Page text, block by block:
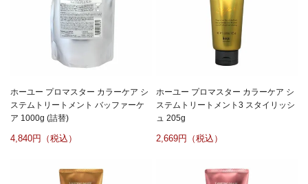
ホーユー プロマスター カラーケア シ
ステムトリートメント バッファーケ
ア 1000g (詰替)
4,840
ホーユー プロマスター カラーケア シ
ステムトリートメント3 スタイリッシ
ュ 205g
2,669